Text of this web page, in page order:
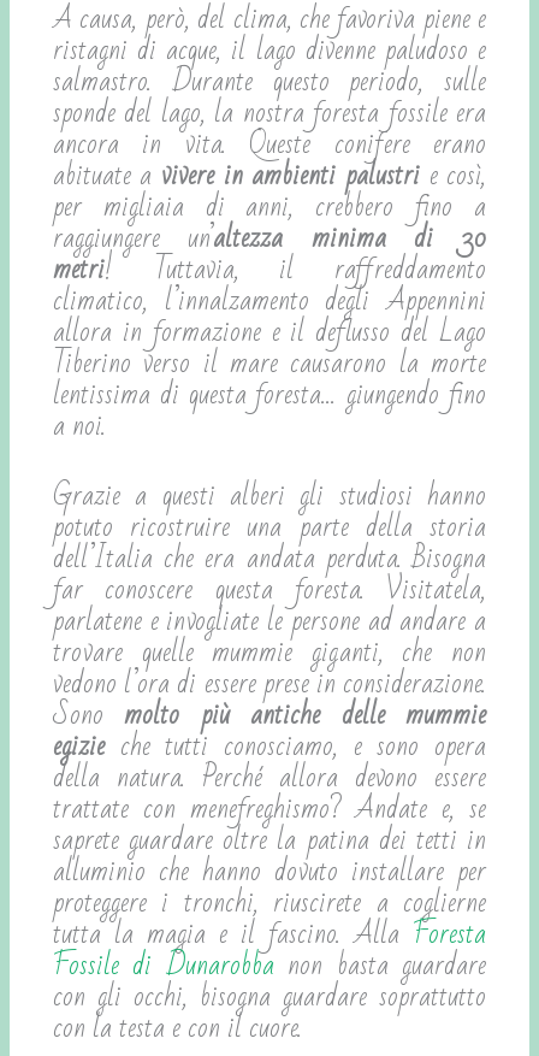
A causa, però, del clima, che favoriva piene e
ristagni di acque, il lago divenne paludoso e
salmastro. Durante questo periodo, sulle
sponde del lago, la nostra foresta fossile era
ancora in vita. Queste conifere erano
abituate a vivere in ambienti palustrie così,
per migliaia di anni, crebbero fino a
raggiungere un’altezza minima di 30
metri! Tuttavia, il raffreddamento
climatico, l’innalzamento degli Appennini
allora in formazione e il deflusso del Lago
Tiberino verso il mare causarono la morte
lentissima di questa foresta… giungendo fino
a noi.
Grazie a questi alberi gli studiosi hanno
potuto ricostruire una parte della storia
dell’Italia che era andata perduta. Bisogna
far conoscere questa foresta. Visitatela,
parlatene e invogliate le persone ad andare a
trovare quelle mummie giganti, che non
vedono l’ora di essere prese in considerazione.
Sonomolto più antiche delle mummie
egizieche tutti conosciamo, e sono opera
della natura. Perché allora devono essere
trattate con menefreghismo? Andate e, se
saprete guardare oltre la patina dei tetti in
alluminio che hanno dovuto installare per
proteggere i tronchi, riuscirete a coglierne
tutta la magia e il fascino. Alla Foresta
Fossile di Dunarobba non basta guardare
con gli occhi, bisogna guardare soprattutto
con la testa e con il cuore.